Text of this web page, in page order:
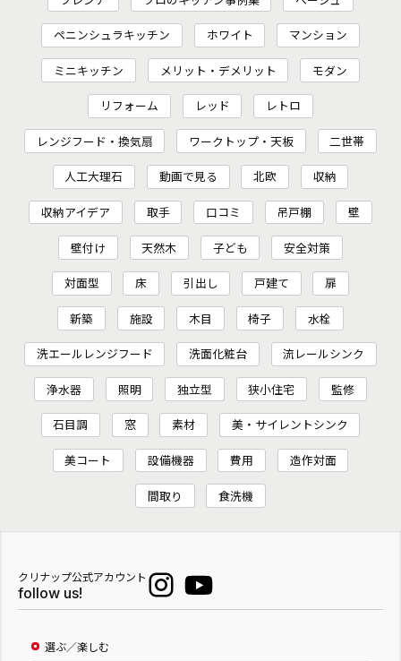
ペニンシュラキッチン ホワイト マンション
ミニキッチン メリット・デメリット モダン
リフォーム レッド レトロ
レンジフード・換気扇 ワークトップ・天板 二世帯
人工大理石 動画で見る 北欧 収納
収納アイデア 取手 口コミ 吊戸棚 壁
壁付け 天然木 子ども 安全対策
対面型 床 引出し 戸建て 扉
新築 施設 木目 椅子 水栓
洗エールレンジフード 洗面化粧台 流レールシンク
浄水器 照明 独立型 狭小住宅 監修
石目調 窓 素材 美・サイレントシンク
美コート 設備機器 費用 造作対面
間取り 食洗機
クリナップ公式アカウント
follow us!
選ぶ／楽しむ